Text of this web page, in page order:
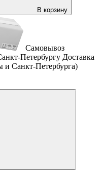
В корзину
Самовывоз
Петербургу Доставка
и Санкт-Петербурга)